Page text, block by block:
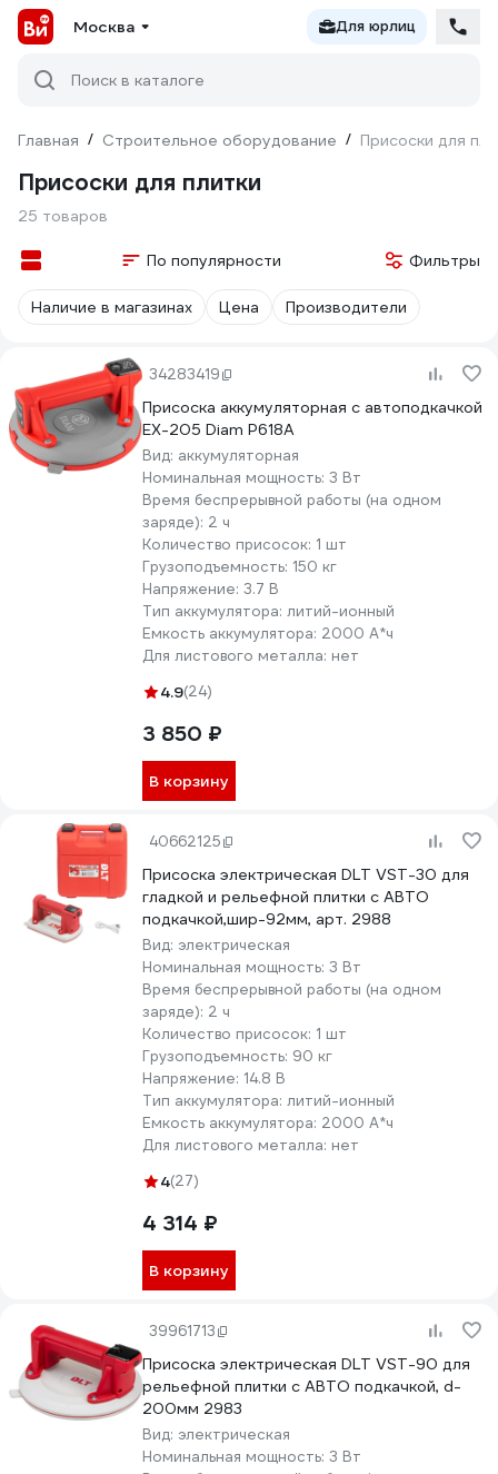
Москва Для юрлиц
Поиск в каталоге
Главная / Строительное оборудование / Присоски для
Присоски для плитки
25 товаров
По популярности Фильтры
Наличие в магазинах Цена Производители
34283419
Присоска аккумуляторная с автоподкачкой
EX-205 Diam P618A
Вид: аккумуляторная
Номинальная мощность: 3 Вт
Время беспрерывной работы (на одном
заряде): 2 ч
Количество присосок: 1 шт
Грузоподъемность: 150 кг
Напряжение: 3.7 В
Тип аккумулятора: литий-ионный
Емкость аккумулятора: 2000 А*ч
Для листового металла: нет
4.9(24)
3 850 ₽
В корзину
40662125
Присоска электрическая DLT VST-30 для
гладкой и рельефной плитки с АВТО
подкачкой,шир-92мм, арт. 2988
Вид: электрическая
Номинальная мощность: 3 Вт
Время беспрерывной работы (на одном
заряде): 2 ч
Количество присосок: 1 шт
Грузоподъемность: 90 кг
Напряжение: 14.8 В
Тип аккумулятора: литий-ионный
Емкость аккумулятора: 2000 А*ч
Для листового металла: нет
4(27)
4 314 ₽
В корзину
39961713
Присоска электрическая DLT VST-90 для
рельефной плитки с АВТО подкачкой, d-
200мм 2983
Вид: электрическая
Номинальная мощность: 3 Вт